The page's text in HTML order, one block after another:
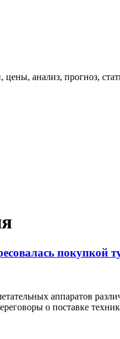
анализ, прогноз,
покупкой
аппаратов
о поставке